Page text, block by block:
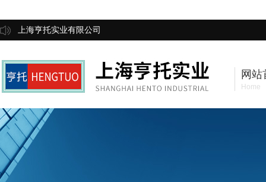
上海亨托实业有限公司
网站
Home